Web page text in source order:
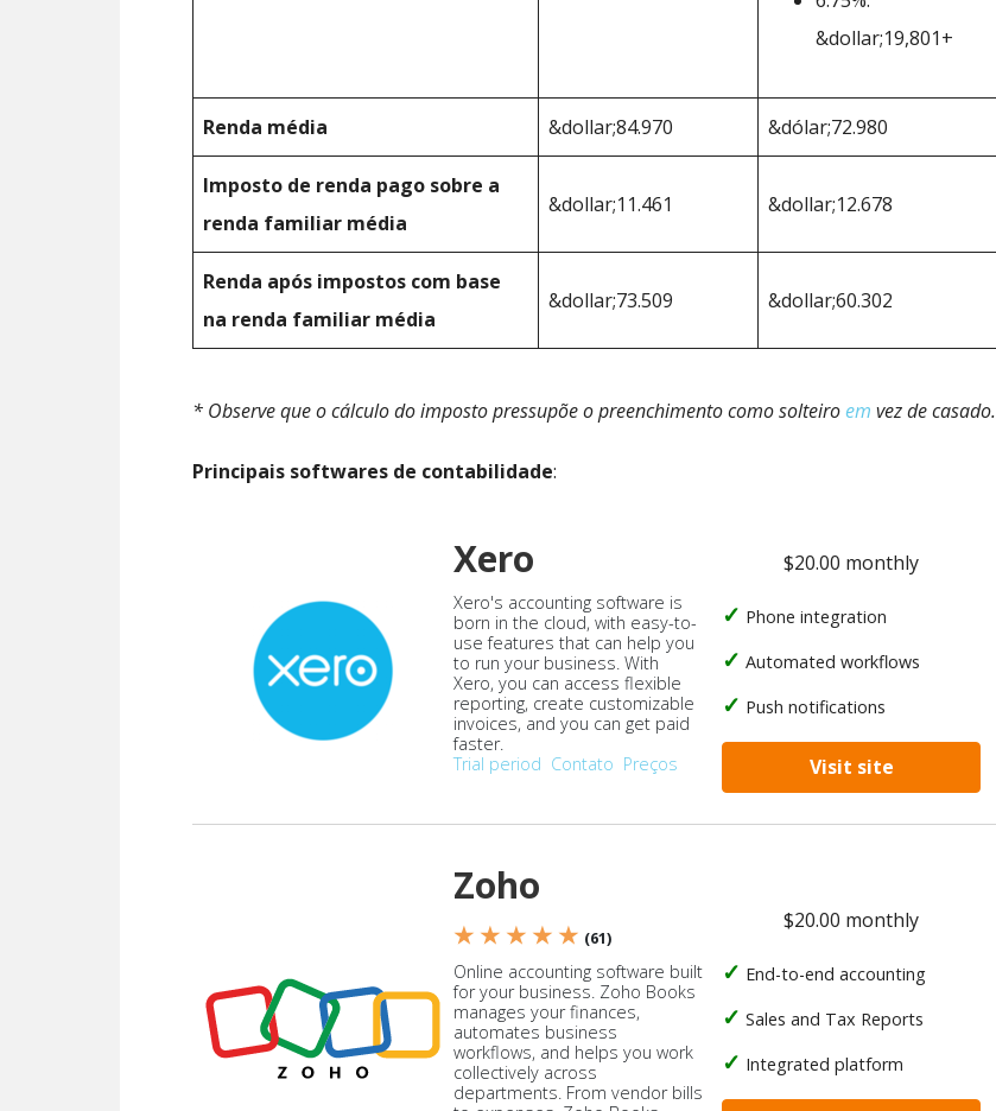
&dollar;19,801+
Renda média &dollar;84.970 &dólar;72.980
Imposto de renda pago sobre a
renda familiar média
&dollar;11.461 &dollar;12.678
Renda após impostos com base
na renda familiar média
&dollar;73.509 &dollar;60.302
* Observe que o cálculo do imposto pressupõe o preenchimento como solteiroem vez de casado.
Principais softwares de contabilidade:
Xero
Xero's accounting software is
born in the cloud, with easy-to-
use features that can help you
to run your business. With
Xero, you can access flexible
reporting, create customizable
invoices, and you can get paid
faster.
Trial period Contato Preços
$20.00 monthly
Phone integration
Automated workflows
Push notifications
Visit site
Zoho
★ ★ ★ ★ ★ (61)
Online accounting software built
for your business. Zoho Books
manages your finances,
automates business
workflows, and helps you work
collectively across
departments. From vendor bills
$20.00 monthly
End-to-end accounting
Sales and Tax Reports
Integrated platform